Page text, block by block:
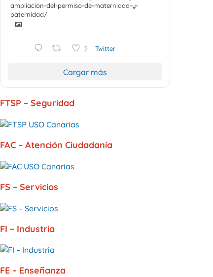
ampliacion-del-permiso-de-maternidad-y-
paternidad/
2 Twitter
Cargar más
FTSP – Seguridad
FAC – Atención Ciudadanía
FS – Servicios
FI – Industria
FE – Enseñanza